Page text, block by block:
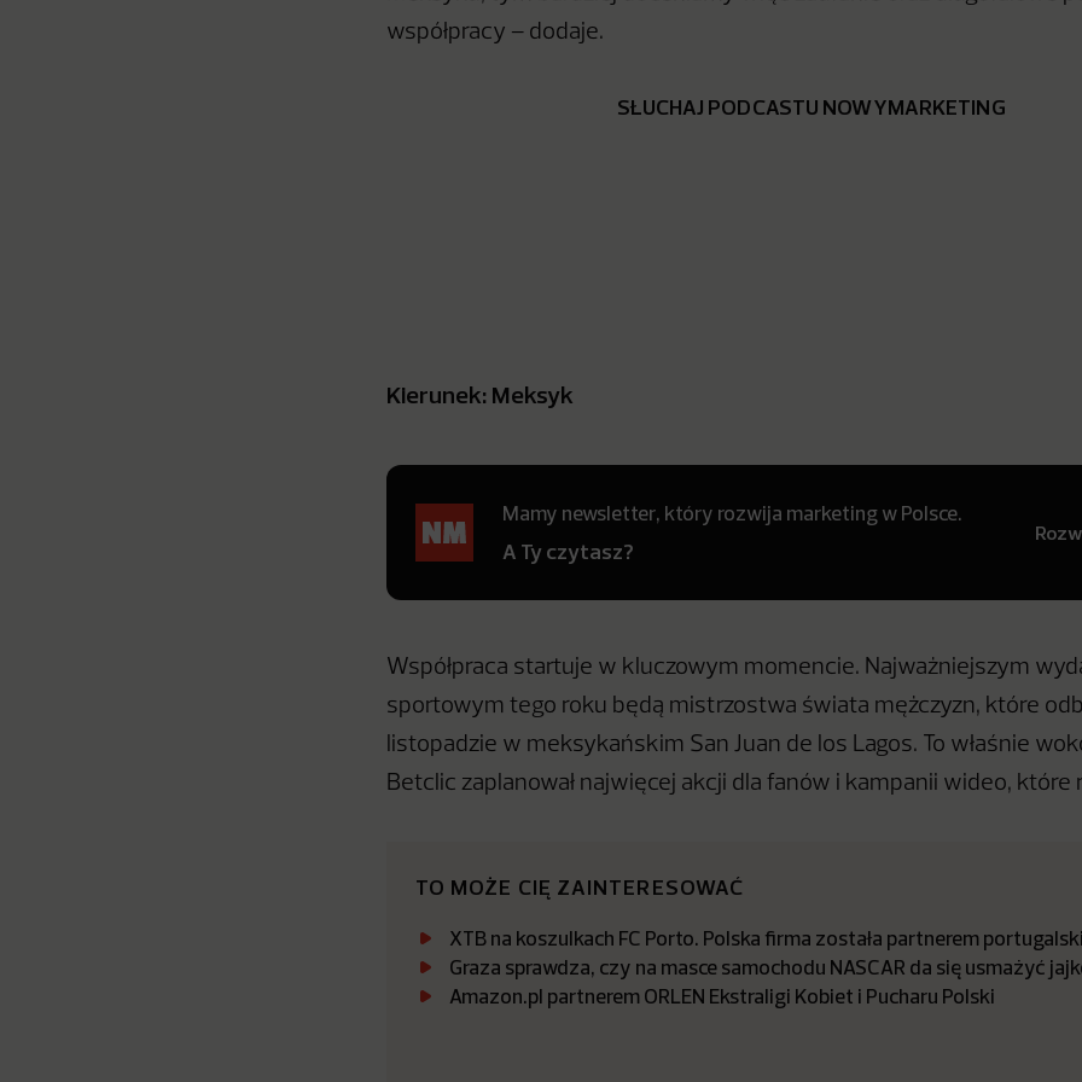
współpracy – dodaje.
SŁUCHAJ PODCASTU NOWYMARKETING
Kierunek: Meksyk
Mamy newsletter, który rozwija marketing w Polsce.
A Ty czytasz?
Współpraca startuje w kluczowym momencie. Najważniejszym
sportowym tego roku będą mistrzostwa świata mężczyzn, które
listopadzie w meksykańskim San Juan de los Lagos. To właśnie
Betclic zaplanował najwięcej akcji dla fanów i kampanii wideo, które
TO MOŻE CIĘ ZAINTERESOWAĆ
XTB na koszulkach FC Porto. Polska firma została partnerem
Graza sprawdza, czy na masce samochodu NASCAR da się usmażyć
Amazon.pl partnerem ORLEN Ekstraligi Kobiet i Pucharu Polski